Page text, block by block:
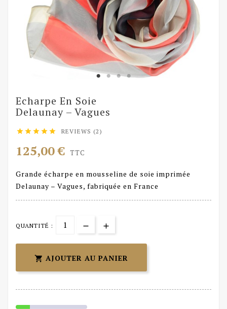
Echarpe En Soie
Delaunay – Vagues
     REVIEWS (2)
125,00 € TTC
Grande écharpe en mousseline de soie imprimée
Delaunay – Vagues, fabriquée en France
QUANTITÉ :
 AJOUTER AU PANIER